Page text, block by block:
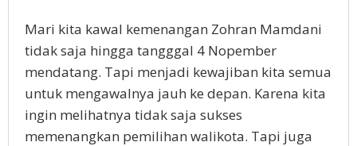
Mari kita kawal kemenangan Zohran Mamdani
tidak saja hingga tangggal 4 Nopember
mendatang. Tapi menjadi kewajiban kita semua
untuk mengawalnya jauh ke depan. Karena kita
ingin melihatnya tidak saja sukses
memenangkan pemilihan walikota. Tapi juga